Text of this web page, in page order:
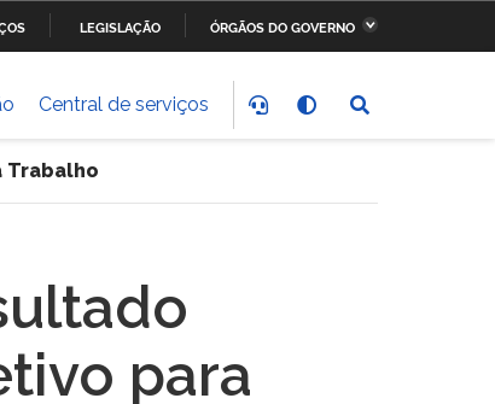
LEGISLAÇÃO
ÓRGÃOS DO GOVERNO
Social
Ministério da Saúde
Direitos
Secretaria-Geral da
Central de serviços
Trabalho
para